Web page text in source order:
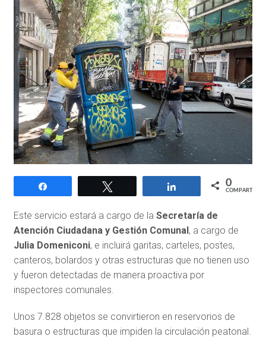
Compartir 0
COMPARTIR
Este servicio estará a cargo de la Secretaría de
Atención Ciudadana y Gestión Comunal , a cargo de
Julia Domeniconi, e incluirá garitas, carteles, postes,
canteros, bolardos y otras estructuras que no tienen uso
y fueron detectadas de manera proactiva por
inspectores comunales.
Unos 7.828 objetos se convirtieron en reservorios de
basura o estructuras que impiden la circulación peatonal.